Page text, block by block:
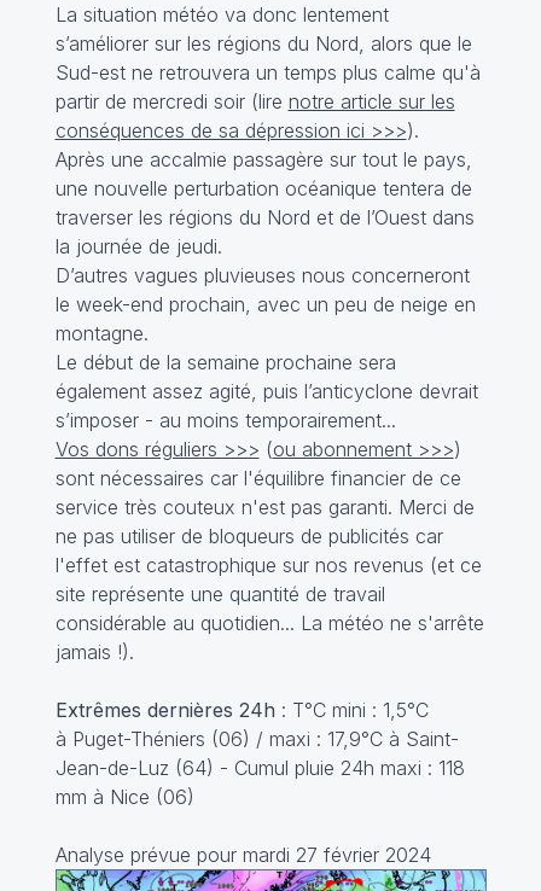
La situation météo va donc lentement
s’améliorer sur les régions du Nord, alors que le
Sud-est ne retrouvera un temps plus calme qu'à
partir de mercredi soir (lire notre article sur les
conséquences de sa dépression ici >>>).
Après une accalmie passagère sur tout le pays,
une nouvelle perturbation océanique tentera de
traverser les régions du Nord et de l’Ouest dans
la journée de jeudi.
D’autres vagues pluvieuses nous concerneront
le week-end prochain, avec un peu de neige en
montagne.
Le début de la semaine prochaine sera
également assez agité, puis l’anticyclone devrait
s’imposer - au moins temporairement...
Vos dons réguliers >>> (ou abonnement >>>)
sont nécessaires car l'équilibre financier de ce
service très couteux n'est pas garanti. Merci de
ne pas utiliser de bloqueurs de publicités car
l'effet est catastrophique sur nos revenus (et ce
site représente une quantité de travail
considérable au quotidien... La météo ne s'arrête
jamais !).
Extrêmes dernières 24h : T°C mini : 1,5°C
à Puget-Théniers (06) / maxi : 17,9°C à Saint-
Jean-de-Luz (64) - Cumul pluie 24h maxi : 118
mm à Nice (06)
Analyse prévue pour mardi 27 février 2024